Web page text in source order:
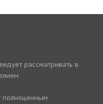
рассматривать в
полноценным